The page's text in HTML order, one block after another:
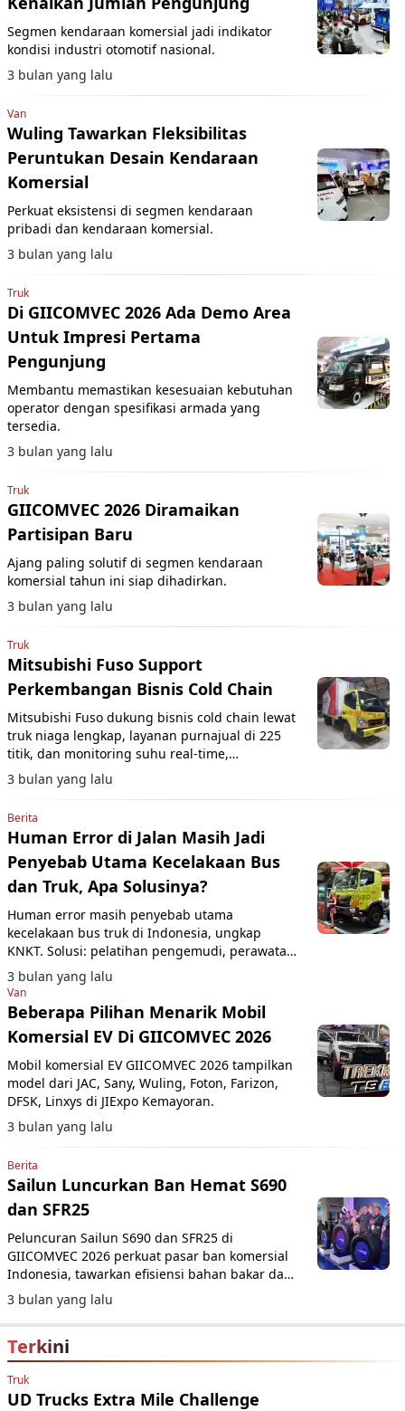
Segmen kendaraan komersial jadi indikator
kondisi industri otomotif nasional.
3 bulan yang lalu
Van
Wuling Tawarkan Fleksibilitas
Peruntukan Desain Kendaraan
Komersial
Perkuat eksistensi di segmen kendaraan
pribadi dan kendaraan komersial.
3 bulan yang lalu
Truk
Di GIICOMVEC 2026 Ada Demo Area
Untuk Impresi Pertama
Pengunjung
Membantu memastikan kesesuaian kebutuhan
operator dengan spesifikasi armada yang
tersedia.
3 bulan yang lalu
Truk
GIICOMVEC 2026 Diramaikan
Partisipan Baru
Ajang paling solutif di segmen kendaraan
komersial tahun ini siap dihadirkan.
3 bulan yang lalu
Truk
Mitsubishi Fuso Support
Perkembangan Bisnis Cold Chain
Mitsubishi Fuso dukung bisnis cold chain lewat
truk niaga lengkap, layanan purnajual di 225
titik, dan monitoring suhu real-time,
disampaikan di GIICOMVEC 2026.
3 bulan yang lalu
Berita
Human Error di Jalan Masih Jadi
Penyebab Utama Kecelakaan Bus
dan Truk, Apa Solusinya?
Human error masih penyebab utama
kecelakaan bus truk di Indonesia, ungkap
KNKT. Solusi: pelatihan pengemudi, perawatan
kendaraan, dan sistem operasional.
3 bulan yang lalu
Van
Beberapa Pilihan Menarik Mobil
Komersial EV Di GIICOMVEC 2026
Mobil komersial EV GIICOMVEC 2026 tampilkan
model dari JAC, Sany, Wuling, Foton, Farizon,
DFSK, Linxys di JIExpo Kemayoran.
3 bulan yang lalu
Berita
Sailun Luncurkan Ban Hemat S690
dan SFR25
Peluncuran Sailun S690 dan SFR25 di
GIICOMVEC 2026 perkuat pasar ban komersial
Indonesia, tawarkan efisiensi bahan bakar dan
daya tahan untuk armada logistik.
3 bulan yang lalu
Terkini
Truk
UD Trucks Extra Mile Challenge